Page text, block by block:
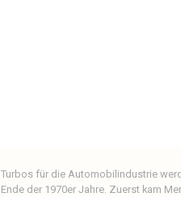
Turbos für die Automobilindustrie
Ende der 1970er Jahre. Zuerst kam